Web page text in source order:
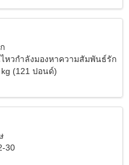
หวกำลังมองหาความสัมพันธ์รัก
(121 ปอนด์)
30